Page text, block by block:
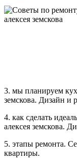
3. мы планируем
земскова. Дизайн и
4. как сделать
алексея земскова.
5. этапы ремонта.
квартиры.